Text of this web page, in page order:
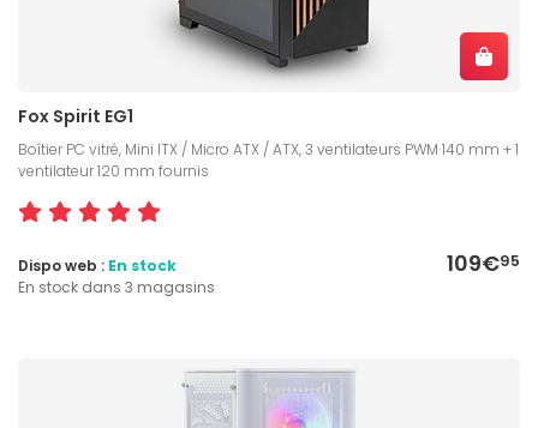
Fox Spirit EG1
Boîtier PC vitré, Mini ITX / Micro ATX / ATX, 3 ventilateurs PWM 140 mm + 1
ventilateur 120 mm fournis
109€95
Dispo web : En stock
En stock dans 3 magasins